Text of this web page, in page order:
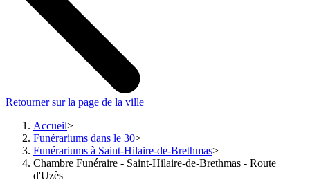
Retourner sur la page de la ville
Accueil
Funérariums dans le 30
Funérariums à Saint-Hilaire-de-Brethmas
Chambre Funéraire - Saint-Hilaire-de-Brethmas - Route
d'Uzès